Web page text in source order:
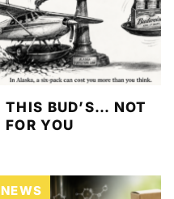
THIS BUD’S… NOT
FOR YOU
NEWS